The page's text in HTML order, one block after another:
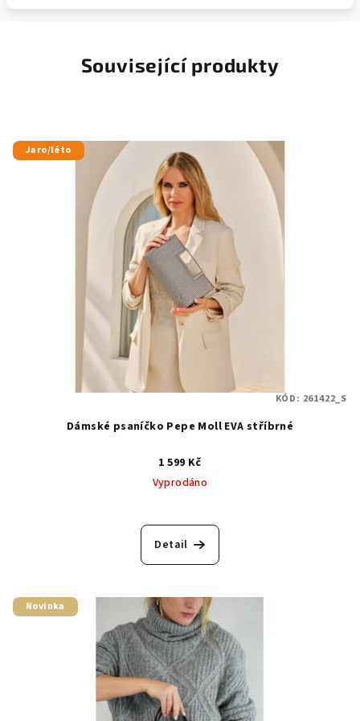
Související produkty
Jaro/léto
Dámské psaníčko Pepe Moll EVA stříbrné
1 599 Kč
Vyprodáno
Detail
KÓD: 261422_S
Novinka